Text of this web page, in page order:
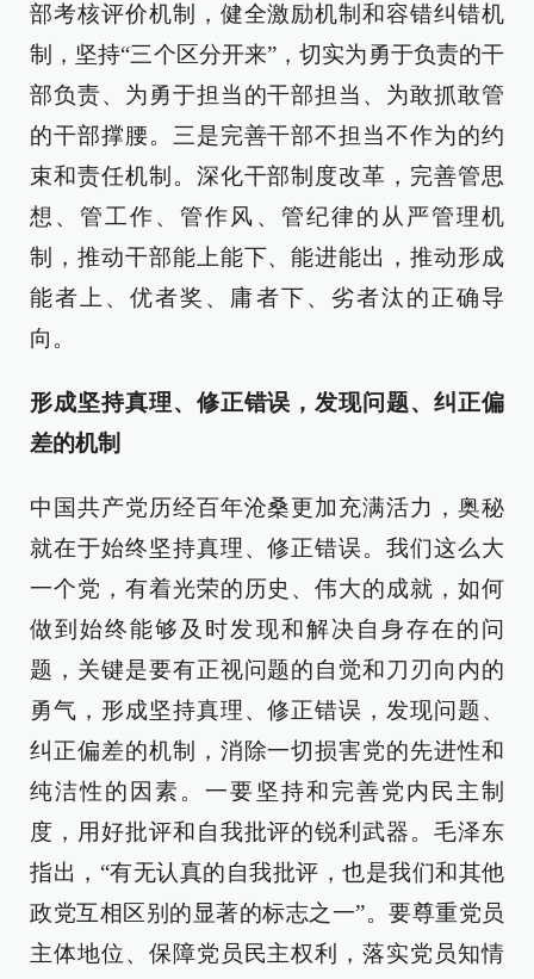
部考核评价机制，健全激励机制和容错纠错机
制，坚持“三个区分开来”，切实为勇于负责的干
部负责、为勇于担当的干部担当、为敢抓敢管
的干部撑腰。三是完善干部不担当不作为的约
束和责任机制。深化干部制度改革，完善管思
想、管工作、管作风、管纪律的从严管理机
制，推动干部能上能下、能进能出，推动形成
能者上、优者奖、庸者下、劣者汰的正确导
向。
形成坚持真理、修正错误，发现问题、纠正偏
差的机制
中国共产党历经百年沧桑更加充满活力，奥秘
就在于始终坚持真理、修正错误。我们这么大
一个党，有着光荣的历史、伟大的成就，如何
做到始终能够及时发现和解决自身存在的问
题，关键是要有正视问题的自觉和刀刃向内的
勇气，形成坚持真理、修正错误，发现问题、
纠正偏差的机制，消除一切损害党的先进性和
纯洁性的因素。一要坚持和完善党内民主制
度，用好批评和自我批评的锐利武器。毛泽东
指出，“有无认真的自我批评，也是我们和其他
政党互相区别的显著的标志之一”。要尊重党员
主体地位、保障党员民主权利，落实党员知情